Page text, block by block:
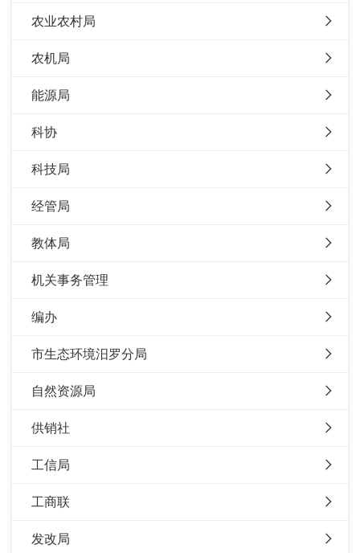
农业农村局
农机局
能源局
科协
科技局
经管局
教体局
机关事务管理
编办
市生态环境汨罗分局
自然资源局
供销社
工信局
工商联
发改局